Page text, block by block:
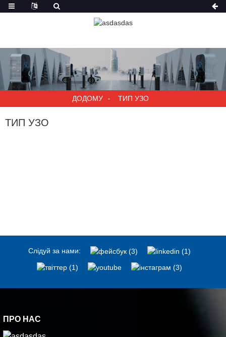
ДОДОМУ ТИП УЗО
ТИП УЗО
Слідуй за нами:
ПРО НАС